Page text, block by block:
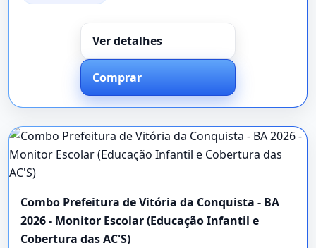
Ver detalhes
Comprar
Combo Prefeitura de Vitória da Conquista - BA
2026 - Monitor Escolar (Educação Infantil e
Cobertura das AC'S)